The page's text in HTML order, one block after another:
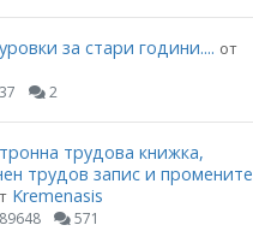
за стари години.... от
2
трудова книжка,
трудов запис и промените
Kremenasis
571